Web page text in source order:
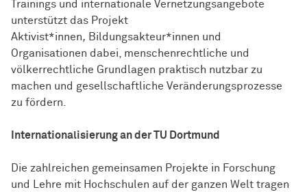
Trainings und internationale Vernetzungsangebote
unterstützt das Projekt
Aktivist*innen, Bildungsakteur*innen und
Organisationen dabei, menschenrechtliche und
völkerrechtliche Grundlagen praktisch nutzbar zu
machen und gesellschaftliche Veränderungsprozesse
zu fördern.
Internationalisierung an der TU Dortmund
Die zahlreichen gemeinsamen Projekte in Forschung
und Lehre mit Hochschulen auf der ganzen Welt tragen